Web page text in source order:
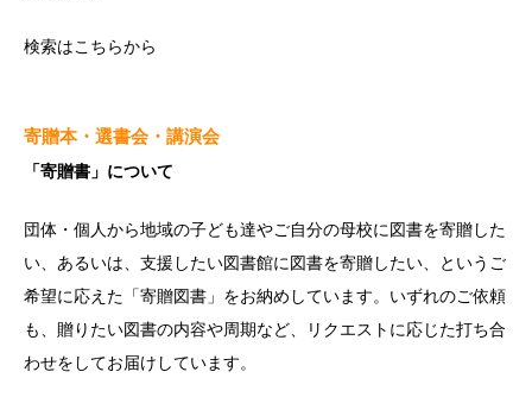
検索はこちらから
寄贈本・選書会・講演会
「寄贈書」について
団体・個人から地域の子ども達やご自分の母校に図書を寄贈した
い、あるいは、支援したい図書館に図書を寄贈したい、というご
希望に応えた「寄贈図書」をお納めしています。いずれのご依頼
も、贈りたい図書の内容や周期など、リクエストに応じた打ち合
わせをしてお届けしています。